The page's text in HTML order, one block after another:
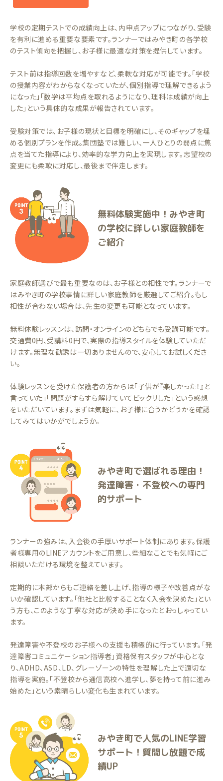
学校の定期テストでの成績向上は、内申点アップにつながり、受験
を有利に進める重要な要素です。ランナーではみやき町の各学校
のテスト傾向を把握し、お子様に最適な対策を提供しています。
テスト前は指導回数を増やすなど、柔軟な対応が可能です。「学校
の授業内容がわからなくなっていたが、個別指導で理解できるよう
になった」「数学は平均点を取れるようになり、理科は成績が向上
した」という具体的な成果が報告されています。
受験対策では、お子様の現状と目標を明確にし、そのギャップを埋
める個別プランを作成。集団塾では難しい、一人ひとりの弱点に焦
点を当てた指導により、効率的な学力向上を実現します。志望校の
変更にも柔軟に対応し、最後まで伴走します。
無料体験実施中！みやき町
の学校に詳しい家庭教師を
ご紹介
家庭教師選びで最も重要なのは、お子様との相性です。ランナーで
はみやき町の学校事情に詳しい家庭教師を厳選してご紹介。もし
相性が合わない場合は、先生の変更も可能となっています。
無料体験レッスンは、訪問・オンラインのどちらでも受講可能です。
交通費0円、受講料0円で、実際の指導スタイルを体験していただ
けます。無理な勧誘は一切ありませんので、安心してお試しくださ
い。
体験レッスンを受けた保護者の方からは「子供が『楽しかった！』と
言っていた」「問題がすらすら解けていてビックリした」という感想
をいただいています。まずは気軽に、お子様に合うかどうかを確認
してみてはいかがでしょうか。
みやき町で選ばれる理由！
発達障害・不登校への専門
的サポート
ランナーの強みは、入会後の手厚いサポート体制にあります。保護
者様専用のLINEアカウントをご用意し、些細なことでも気軽にご
相談いただける環境を整えています。
定期的に本部からもご連絡を差し上げ、指導の様子や改善点がな
いか確認しています。「他社と比較することなく入会を決めた」とい
う方も、このような丁寧な対応が決め手になったとおっしゃってい
ます。
発達障害や不登校のお子様への支援も積極的に行っています。「発
達障害コミュニケーション指導者」資格保有スタッフが中心とな
り、ADHD、ASD、LD、グレーゾーンの特性を理解した上で適切な
指導を実施。「不登校から通信高校へ進学し、夢を持って前に進み
始めた」という素晴らしい変化も生まれています。
みやき町で人気のLINE学習
サポート！質問し放題で成
績UP